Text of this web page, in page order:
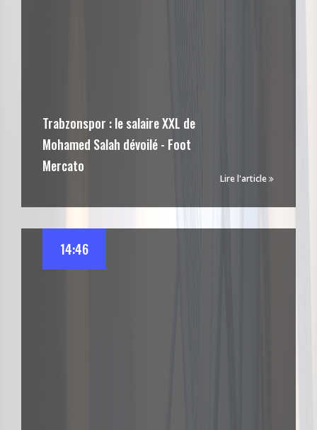
Trabzonspor : le salaire XXL de
Mohamed Salah dévoilé - Foot
Mercato
Lire l'article
14:46